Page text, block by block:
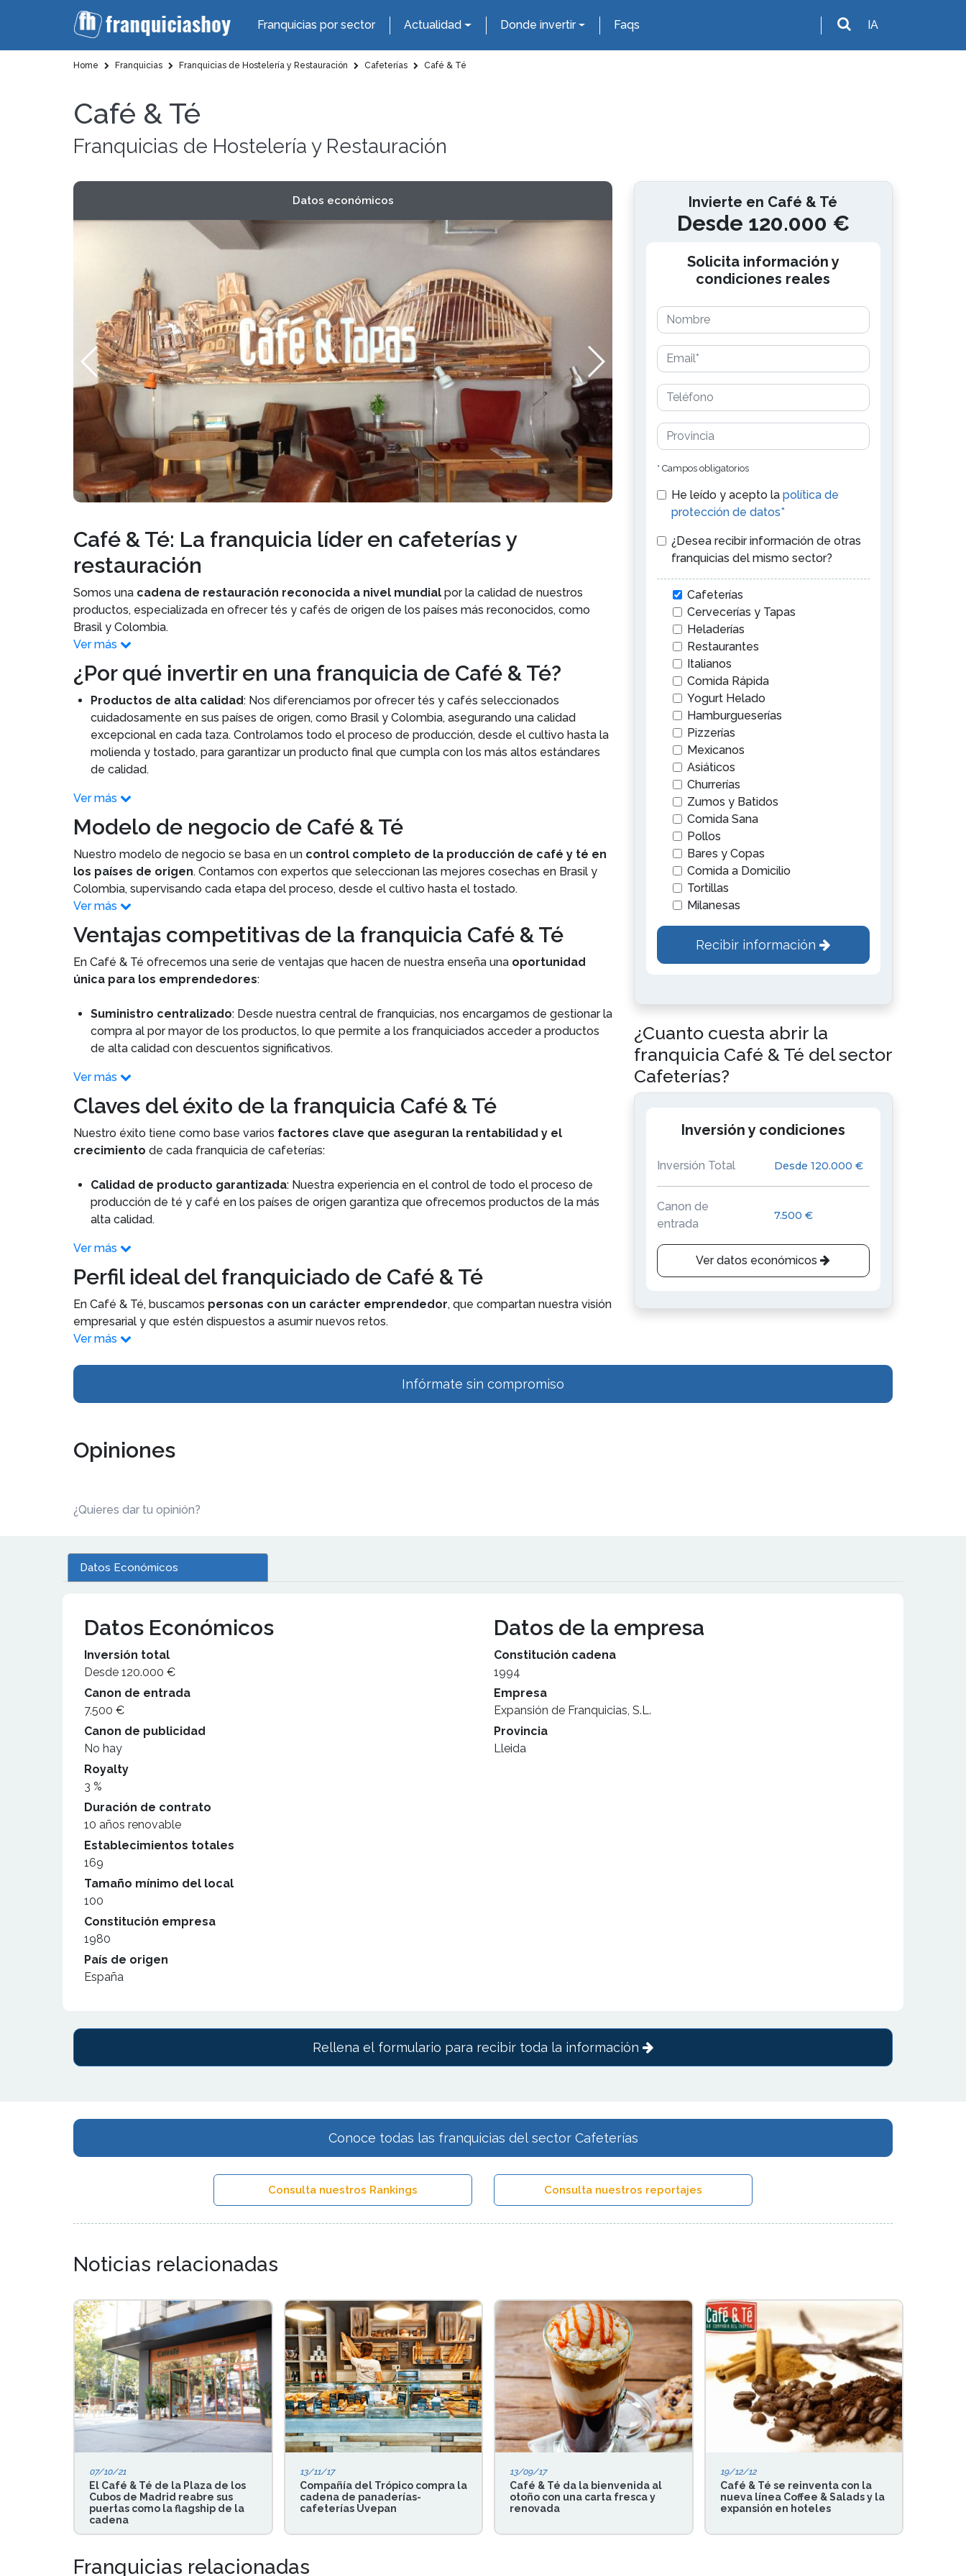
Franquicias por sector Actualidad Donde invertir Faqs IA
Home Franquicias Franquicias de Hostelería y Restauración Cafeterías Café & Té
Café & Té
Franquicias de Hostelería y Restauración
Datos económicos
Café & Té: La franquicia líder en cafeterías y
restauración
Somos una cadena de restauración reconocida a nivel mundial por la calidad de nuestros
productos, especializada en ofrecer tés y cafés de origen de los países más reconocidos, como
Brasil y Colombia.
Ver más
¿Por qué invertir en una franquicia de Café & Té?
Productos de alta calidad: Nos diferenciamos por ofrecer tés y cafés seleccionados
cuidadosamente en sus países de origen, como Brasil y Colombia, asegurando una calidad
excepcional en cada taza. Controlamos todo el proceso de producción, desde el cultivo hasta la
molienda y tostado, para garantizar un producto final que cumpla con los más altos estándares
de calidad.
Ver más
Modelo de negocio de Café & Té
Nuestro modelo de negocio se basa en un control completo de la producción de café y té en
los países de origen. Contamos con expertos que seleccionan las mejores cosechas en Brasil y
Colombia, supervisando cada etapa del proceso, desde el cultivo hasta el tostado.
Ver más
Ventajas competitivas de la franquicia Café & Té
En Café & Té ofrecemos una serie de ventajas que hacen de nuestra enseña una oportunidad
única para los emprendedores:
Suministro centralizado: Desde nuestra central de franquicias, nos encargamos de gestionar la
compra al por mayor de los productos, lo que permite a los franquiciados acceder a productos
de alta calidad con descuentos significativos.
Ver más
Claves del éxito de la franquicia Café & Té
Nuestro éxito tiene como base varios factores clave que aseguran la rentabilidad y el
crecimiento de cada franquicia de cafeterías:
Calidad de producto garantizada: Nuestra experiencia en el control de todo el proceso de
producción de té y café en los países de origen garantiza que ofrecemos productos de la más
alta calidad.
Ver más
Perfil ideal del franquiciado de Café & Té
En Café & Té, buscamos personas con un carácter emprendedor, que compartan nuestra visión
empresarial y que estén dispuestos a asumir nuevos retos.
Ver más
Invierte en Café & Té
Desde 120.000 €
Solicita información y
condiciones reales
* Campos obligatorios
He leído y acepto la política de
protección de datos*
¿Desea recibir información de otras
franquicias del mismo sector?
Cafeterías
Cervecerías y Tapas
Heladerías
Restaurantes
Italianos
Comida Rápida
Yogurt Helado
Hamburgueserías
Pizzerías
Mexicanos
Asiáticos
Churrerías
Zumos y Batidos
Comida Sana
Pollos
Bares y Copas
Comida a Domicilio
Tortillas
Milanesas
Recibir información
¿Cuanto cuesta abrir la
franquicia Café & Té del sector
Cafeterías?
Inversión y condiciones
Inversión Total Desde 120.000 €
Canon de
entrada
7.500 €
Ver datos económicos
Infórmate sin compromiso
Opiniones
¿Quieres dar tu opinión?
Datos Económicos
Datos Económicos
Inversión total
Desde 120.000 €
Canon de entrada
7.500 €
Canon de publicidad
No hay
Royalty
3 %
Duración de contrato
10 años renovable
Establecimientos totales
169
Tamaño mínimo del local
100
Constitución empresa
1980
País de origen
España
Datos de la empresa
Constitución cadena
1994
Empresa
Expansión de Franquicias, S.L.
Provincia
Lleida
Rellena el formulario para recibir toda la información
Conoce todas las franquicias del sector Cafeterías
Consulta nuestros Rankings Consulta nuestros reportajes
Noticias relacionadas
07/10/21
El Café & Té de la Plaza de los
Cubos de Madrid reabre sus
puertas como la flagship de la
cadena
13/11/17
Compañía del Trópico compra la
cadena de panaderías-
cafeterías Uvepan
13/09/17
Café & Té da la bienvenida al
otoño con una carta fresca y
renovada
19/12/12
Café & Té se reinventa con la
nueva línea Coffee & Salads y la
expansión en hoteles
Franquicias relacionadas